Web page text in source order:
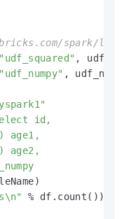
spark/
"udf_squared" ,
"udf_numpy" ,
id,
age1,
age2,
% df.count())